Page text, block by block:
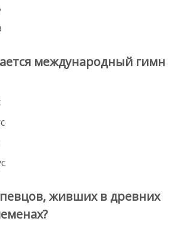
международный гимн
певцов, живших в древних